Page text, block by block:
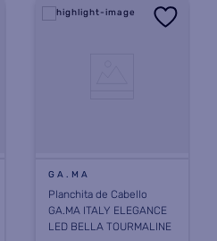
GA.MA
Planchita de Cabello
GA.MA ITALY ELEGANCE
LED BELLA TOURMALINE